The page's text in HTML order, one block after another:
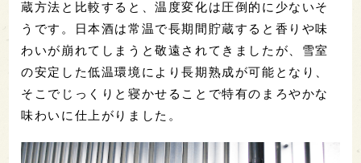
蔵方法と比較すると、温度変化は圧倒的に少ないそ
うです。日本酒は常温で長期間貯蔵すると香りや味
わいが崩れてしまうと敬遠されてきましたが、雪室
の安定した低温環境により長期熟成が可能となり、
そこでじっくりと寝かせることで特有のまろやかな
味わいに仕上がりました。